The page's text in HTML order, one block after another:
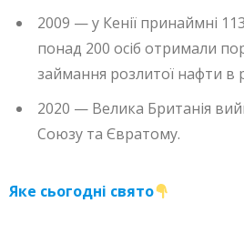
2009 — у Кенії принаймні
понад 200 осіб отримали
займання розлитої нафти в
2020 — Велика Британія
Союзу та Євратому.
Яке сьогодні свято